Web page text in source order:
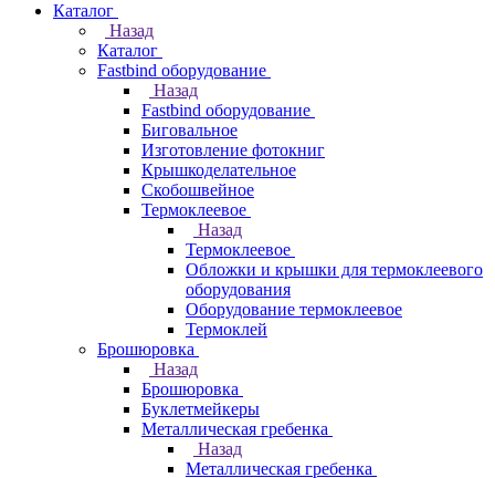
Каталог
Назад
Каталог
Fastbind оборудование
Назад
Fastbind оборудование
Биговальное
Изготовление фотокниг
Крышкоделательное
Скобошвейное
Термоклеевое
Назад
Термоклеевое
Обложки и крышки для термоклеевого
оборудования
Оборудование термоклеевое
Термоклей
Брошюровка
Назад
Брошюровка
Буклетмейкеры
Металлическая гребенка
Назад
Металлическая гребенка